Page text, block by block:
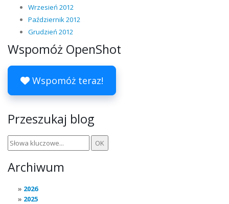
Wrzesień 2012
Październik 2012
Grudzień 2012
Wspomóż OpenShot
Wspomóż teraz!
Przeszukaj blog
Archiwum
2026
2025